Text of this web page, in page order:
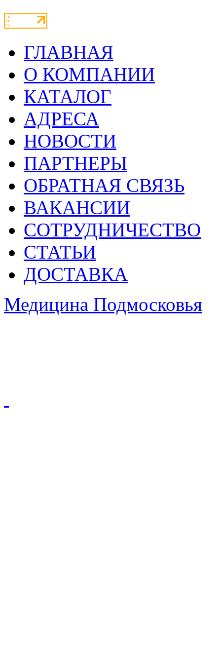
ГЛАВНАЯ
О КОМПАНИИ
КАТАЛОГ
АДРЕСА
НОВОСТИ
ПАРТНЕРЫ
ОБРАТНАЯ СВЯЗЬ
ВАКАНСИИ
СОТРУДНИЧЕСТВО
СТАТЬИ
ДОСТАВКА
Медицина Подмосковья